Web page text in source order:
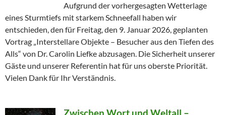
Aufgrund der vorhergesagten Wetterlage
eines Sturmtiefs mit starkem Schneefall haben wir
entschieden, den für Freitag, den 9. Januar 2026, geplanten
Vortrag „Interstellare Objekte – Besucher aus den Tiefen des
Alls“ von Dr. Carolin Liefke abzusagen. Die Sicherheit unserer
Gäste und unserer Referentin hat für uns oberste Priorität.
Vielen Dank für Ihr Verständnis.